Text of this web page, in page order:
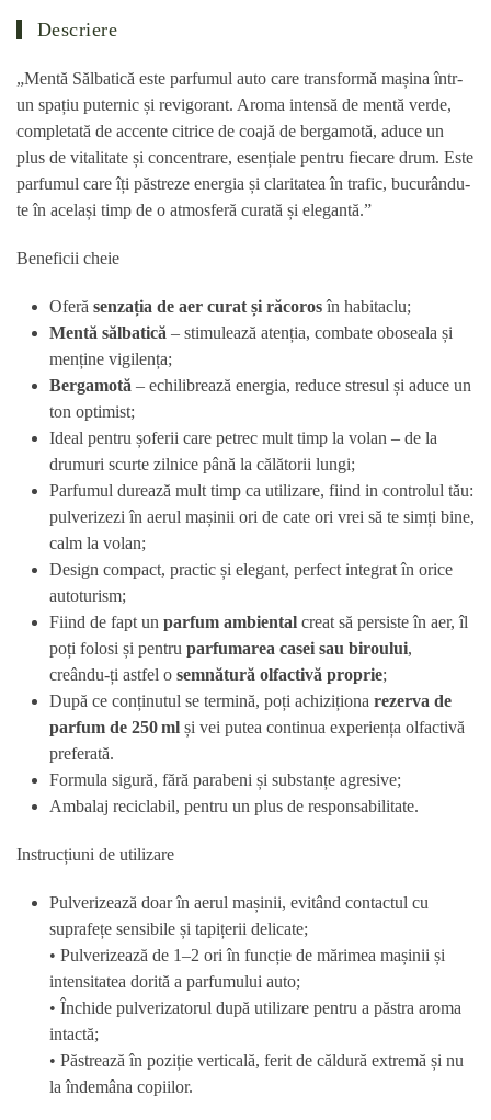
Descriere
„Mentă Sălbatică este parfumul auto care transformă mașina într-
un spațiu puternic și revigorant. Aroma intensă de mentă verde,
completată de accente citrice de coajă de bergamotă, aduce un
plus de vitalitate și concentrare, esențiale pentru fiecare drum. Este
parfumul care îți păstreze energia și claritatea în trafic, bucurându-
te în același timp de o atmosferă curată și elegantă.”
Beneficii cheie
Oferă senzația de aer curat și răcorosîn habitaclu;
Mentă sălbatică – stimulează atenția, combate oboseala și
menține vigilența;
Bergamotă – echilibrează energia, reduce stresul și aduce un
ton optimist;
Ideal pentru șoferii care petrec mult timp la volan – de la
drumuri scurte zilnice până la călătorii lungi;
Parfumul durează mult timp ca utilizare, fiind in controlul tău:
pulverizezi în aerul mașinii ori de cate ori vrei să te simți bine,
calm la volan;
Design compact, practic și elegant, perfect integrat în orice
autoturism;
Fiind de fapt un parfum ambiental creat să persiste în aer, îl
poți folosi și pentru parfumarea casei sau biroului,
creându-ți astfel o semnătură olfactivă proprie;
După ce conținutul se termină, poți achiziționa rezerva de
parfum de 250 ml și vei putea continua experiența olfactivă
preferată.
Formula sigură, fără parabeni și substanțe agresive;
Ambalaj reciclabil, pentru un plus de responsabilitate.
Instrucțiuni de utilizare
Pulverizează doar în aerul mașinii, evitând contactul cu
suprafețe sensibile și tapițerii delicate;
• Pulverizează de 1–2 ori în funcție de mărimea mașinii și
intensitatea dorită a parfumului auto;
• Închide pulverizatorul după utilizare pentru a păstra aroma
intactă;
• Păstrează în poziție verticală, ferit de căldură extremă și nu
la îndemâna copiilor.